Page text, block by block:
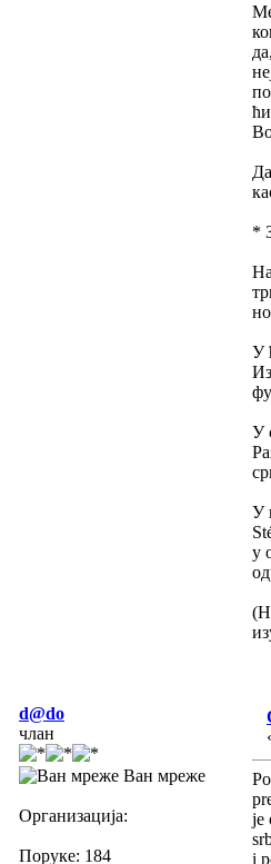
*
У
У
У
у
d@do
члан
Ван мреже
Организација:
Поруке: 184
je
i